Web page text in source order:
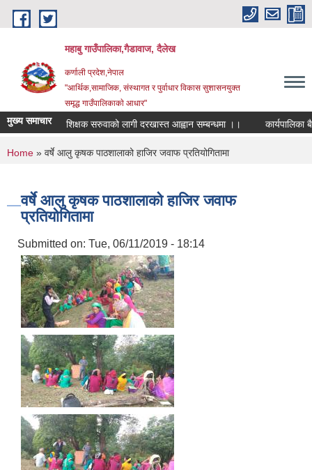
Skip to main content
महाबु गाउँपालिका,गैडावाज, दैलेख
कर्णाली प्रदेश,नेपाल
"आर्थिक,सामाजिक, संस्थागत र पुर्वाधार विकास सुशासनयुक्त
समृद्ध गाउँपालिकाकाे आधार"
मुख्य समाचार शिक्षक सरुवाको लागी दरखास्त आह्वान सम्बन्धमा ।। कार्यपालिका
You are here
Home » वर्षे आलु कृषक पाठशालाको हाजिर जवाफ प्रतियोगितामा
वर्षे आलु कृषक पाठशालाको हाजिर जवाफ
प्रतियोगितामा
Submitted on: Tue, 06/11/2019 - 18:14